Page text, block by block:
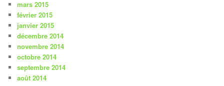
mars 2015
février 2015
janvier 2015
décembre 2014
novembre 2014
octobre 2014
septembre 2014
août 2014